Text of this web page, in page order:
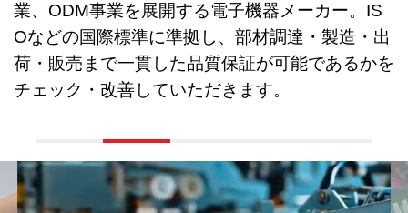
業、ODM事業を展開する電子機器メーカー。IS
Oなどの国際標準に準拠し、部材調達・製造・出
荷・販売まで一貫した品質保証が可能であるかを
チェック・改善していただきます。